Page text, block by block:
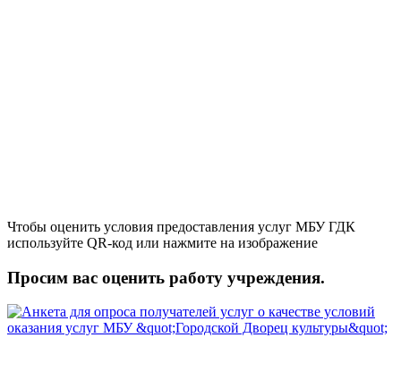
Чтобы оценить условия предоставления услуг МБУ ГДК
используйте QR-код или нажмите на изображение
Просим вас оценить работу учреждения.